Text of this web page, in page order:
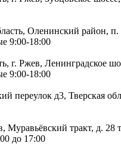
Оленинский район, п.
9:00-18:00
г. Ржев, Ленинградское
9:00-18:00
д3, Тверская
Муравьёвский тракт, д. 28
до 17:00